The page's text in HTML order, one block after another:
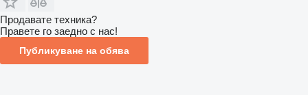
Продавате техника?
Правете го заедно с нас!
Публикуване на обява